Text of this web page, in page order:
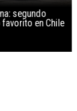
segundo
en Chile